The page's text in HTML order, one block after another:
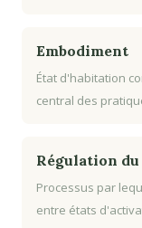
Embodiment
État d'habitation
central des
Régulation
Processus par
entre états